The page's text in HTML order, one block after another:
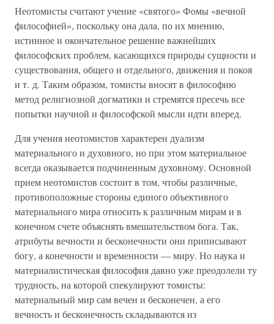
Неотомисты считают учение «святого» Фомы «вечной
философией», поскольку она дала, по их мнению,
истинное и окончательное решение важнейших
философских проблем, касающихся природы сущности и
существования, общего и отдельного, движения и покоя
и т. д. Таким образом, томисты вносят в философию
метод религиозной догматики и стремятся пресечь все
попытки научной и философской мысли идти вперед.
Для учения неотомистов характерен дуализм
материального и духовного, но при этом материальное
всегда оказывается подчиненным духовному. Основной
прием неотомистов состоит в том, чтобы различные,
противоположные стороны единого объективного
материального мира относить к различным мирам и в
конечном счете объяснять вмешательством бога. Так,
атрибуты вечности и бесконечности они приписывают
богу, а конечности и временности — миру. Но наука и
материалистическая философия давно уже преодолели ту
трудность, на которой спекулируют томисты:
материальный мир сам вечен и бесконечен, а его
вечность и бесконечность складываются из